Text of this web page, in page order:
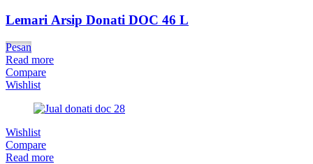
Lemari Arsip Donati DOC 46 L
Pesan
Read more
Compare
Wishlist
Wishlist
Compare
Read more